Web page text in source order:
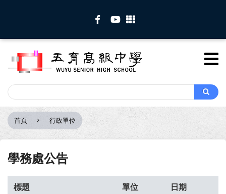
內
Search
Search
導
航
結
首頁 行政單位
學務處公告
標題 單位
日期